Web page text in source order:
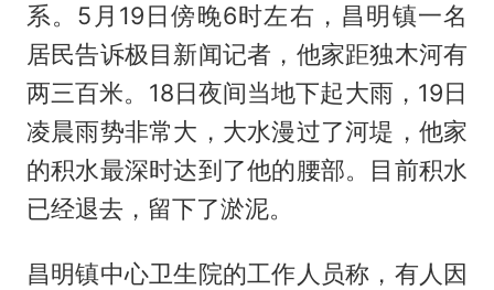
系。5月19日傍晚6时左右，昌明镇一名
居民告诉极目新闻记者，他家距独木河有
两三百米。18日夜间当地下起大雨，19日
凌晨雨势非常大，大水漫过了河堤，他家
的积水最深时达到了他的腰部。目前积水
已经退去，留下了淤泥。
昌明镇中心卫生院的工作人员称，有人因